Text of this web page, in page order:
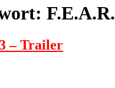
F.E.A.R.
– Trailer